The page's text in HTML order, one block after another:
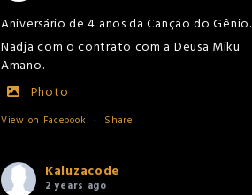
Aniversário de 4 anos da Canção do Gênio.
Nadja com o contrato com a Deusa Miku
Amano.
Photo
View on Facebook · Share
Kaluzacode
2 years ago